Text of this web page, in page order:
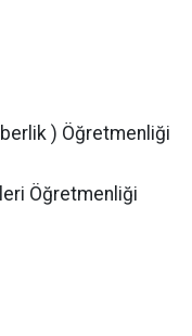
) Öğretmenliği
Öğretmenliği